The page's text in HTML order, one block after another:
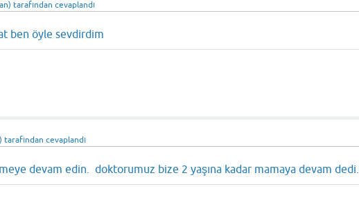
tarafından cevaplandı
ben öyle sevdirdim
tarafından cevaplandı
devam edin. doktorumuz bize 2 yaşına kadar mamaya devam dedi.